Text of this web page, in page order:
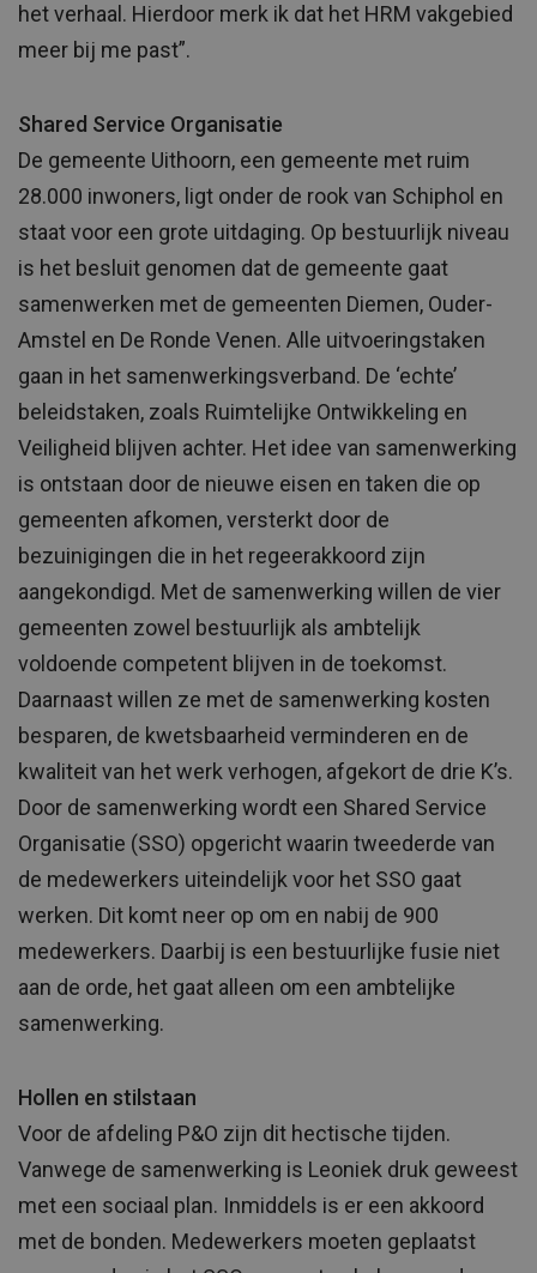
het verhaal. Hierdoor merk ik dat het HRM vakgebied
meer bij me past”.
Shared Service Organisatie
De gemeente Uithoorn, een gemeente met ruim
28.000 inwoners, ligt onder de rook van Schiphol en
staat voor een grote uitdaging. Op bestuurlijk niveau
is het besluit genomen dat de gemeente gaat
samenwerken met de gemeenten Diemen, Ouder-
Amstel en De Ronde Venen. Alle uitvoeringstaken
gaan in het samenwerkingsverband. De ‘echte’
beleidstaken, zoals Ruimtelijke Ontwikkeling en
Veiligheid blijven achter. Het idee van samenwerking
is ontstaan door de nieuwe eisen en taken die op
gemeenten afkomen, versterkt door de
bezuinigingen die in het regeerakkoord zijn
aangekondigd. Met de samenwerking willen de vier
gemeenten zowel bestuurlijk als ambtelijk
voldoende competent blijven in de toekomst.
Daarnaast willen ze met de samenwerking kosten
besparen, de kwetsbaarheid verminderen en de
kwaliteit van het werk verhogen, afgekort de drie K’s.
Door de samenwerking wordt een Shared Service
Organisatie (SSO) opgericht waarin tweederde van
de medewerkers uiteindelijk voor het SSO gaat
werken. Dit komt neer op om en nabij de 900
medewerkers. Daarbij is een bestuurlijke fusie niet
aan de orde, het gaat alleen om een ambtelijke
samenwerking.
Hollen en stilstaan
Voor de afdeling P&O zijn dit hectische tijden.
Vanwege de samenwerking is Leoniek druk geweest
met een sociaal plan. Inmiddels is er een akkoord
met de bonden. Medewerkers moeten geplaatst